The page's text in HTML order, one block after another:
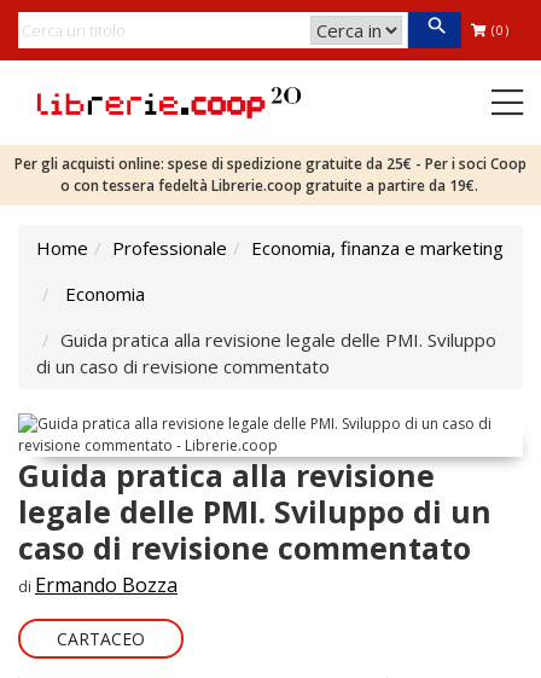
(0)
Per gli acquisti online: spese di spedizione gratuite da 25€ - Per i soci Coop
o con tessera fedeltà Librerie.coop gratuite a partire da 19€.
Home Professionale
Economia, finanza e marketing
Economia
Guida pratica alla revisione legale delle PMI. Sviluppo
di un caso di revisione commentato
Guida pratica alla revisione
legale delle PMI. Sviluppo di un
caso di revisione commentato
di Ermando Bozza
CARTACEO